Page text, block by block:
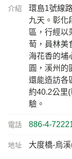
介紹
環島1號線
九天。彰化
區，行經以
萄，員林美
海花香的埔
圓，溪州的
還能造訪各
約40.2公里
驗。
電話 886-4-
地址 大度橋-烏